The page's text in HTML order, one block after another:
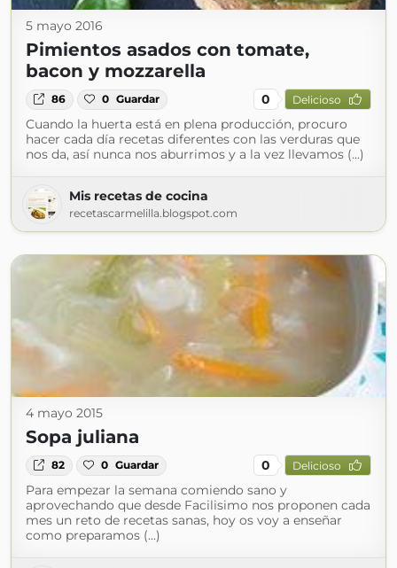
5 mayo 2016
Pimientos asados con tomate,
bacon y mozzarella
86 0 Guardar 0 Delicioso
Cuando la huerta está en plena producción, procuro
hacer cada día recetas diferentes con las verduras que
nos da, así nunca nos aburrimos y a la vez llevamos (...)
Mis recetas de cocina
recetascarmelilla.blogspot.com
4 mayo 2015
Sopa juliana
82 0 Guardar 0 Delicioso
Para empezar la semana comiendo sano y
aprovechando que desde Facilisimo nos proponen cada
mes un reto de recetas sanas, hoy os voy a enseñar
como preparamos (...)